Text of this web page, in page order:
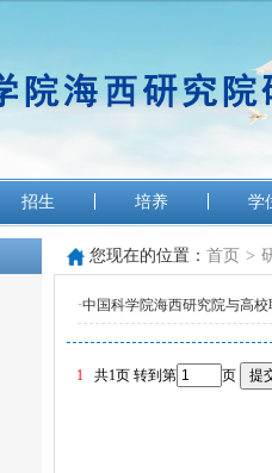
招生 培养 学
您现在的位置： 首页 >
·中国科学院海西研究院与高
1 共1页 转到第 页